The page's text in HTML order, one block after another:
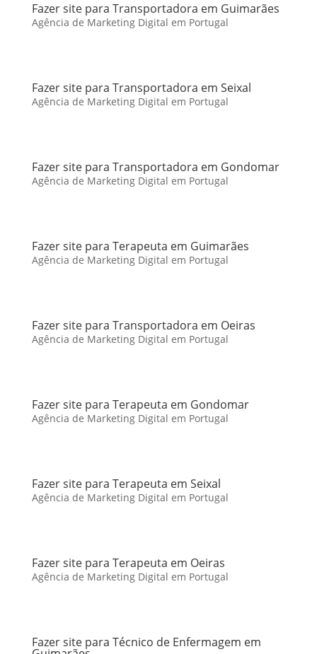
Fazer site para Transportadora em Guimarães
Agência de Marketing Digital em Portugal
Fazer site para Transportadora em Seixal
Agência de Marketing Digital em Portugal
Fazer site para Transportadora em Gondomar
Agência de Marketing Digital em Portugal
Fazer site para Terapeuta em Guimarães
Agência de Marketing Digital em Portugal
Fazer site para Transportadora em Oeiras
Agência de Marketing Digital em Portugal
Fazer site para Terapeuta em Gondomar
Agência de Marketing Digital em Portugal
Fazer site para Terapeuta em Seixal
Agência de Marketing Digital em Portugal
Fazer site para Terapeuta em Oeiras
Agência de Marketing Digital em Portugal
Fazer site para Técnico de Enfermagem em